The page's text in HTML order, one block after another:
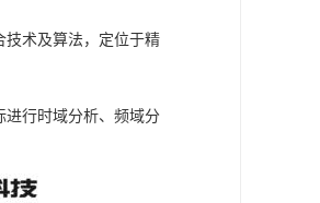
技术及算法，定位于精
进行时域分析、频域分